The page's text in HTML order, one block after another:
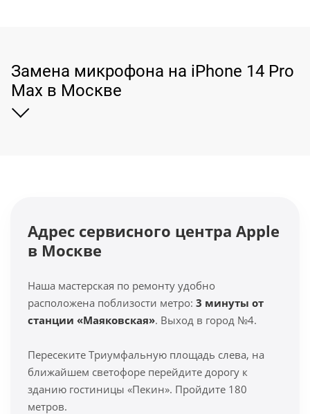
Замена микрофона на iPhone 14 Pro
Max в Москве
Адрес сервисного центра Apple
в Москве
Наша мастерская по ремонту удобно
расположена поблизости метро: 3 минуты от
станции «Маяковская». Выход в город №4.
Пересеките Триумфальную площадь слева, на
ближайшем светофоре перейдите дорогу к
зданию гостиницы «Пекин». Пройдите 180
метров.